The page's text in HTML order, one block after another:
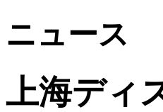
ニュース
上海ディ